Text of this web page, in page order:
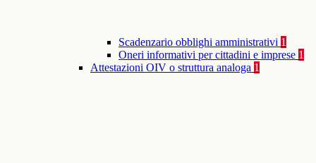
Scadenzario obblighi amministrativi 1
Oneri informativi per cittadini e imprese 1
Attestazioni OIV o struttura analoga 1